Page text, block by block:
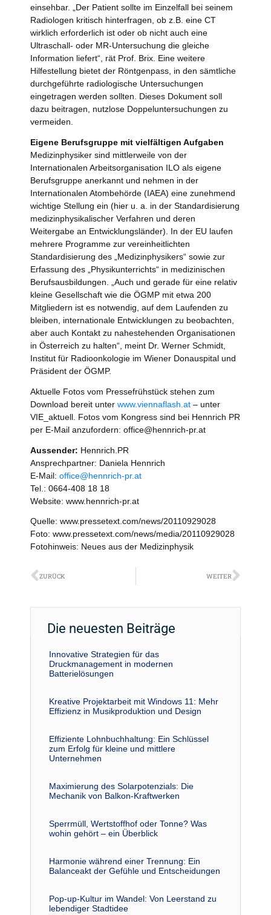
einsehbar. „Der Patient sollte im Einzelfall bei seinem
Radiologen kritisch hinterfragen, ob z.B. eine CT
wirklich erforderlich ist oder ob nicht auch eine
Ultraschall- oder MR-Untersuchung die gleiche
Information liefert“, rät Prof. Brix. Eine weitere
Hilfestellung bietet der Röntgenpass, in den sämtliche
durchgeführte radiologische Untersuchungen
eingetragen werden sollten. Dieses Dokument soll
dazu beitragen, nutzlose Doppeluntersuchungen zu
vermeiden.
Eigene Berufsgruppe mit vielfältigen Aufgaben
Medizinphysiker sind mittlerweile von der
Internationalen Arbeitsorganisation ILO als eigene
Berufsgruppe anerkannt und nehmen in der
Internationalen Atombehörde (IAEA) eine zunehmend
wichtige Stellung ein (hier u. a. in der Standardisierung
medizinphysikalischer Verfahren und deren
Weitergabe an Entwicklungsländer). In der EU laufen
mehrere Programme zur vereinheitlichten
Standardisierung des „Medizinphysikers“ sowie zur
Erfassung des „Physikunterrichts“ in medizinischen
Berufsausbildungen. „Auch und gerade für eine relativ
kleine Gesellschaft wie die ÖGMP mit etwa 200
Mitgliedern ist es notwendig, auf dem Laufenden zu
bleiben, internationale Entwicklungen zu beobachten,
aber auch Kontakt zu nahestehenden Organisationen
in Österreich zu halten“, meint Dr. Werner Schmidt,
Institut für Radioonkologie im Wiener Donauspital und
Präsident der ÖGMP.
Aktuelle Fotos vom Pressefrühstück stehen zum
Download bereit unter www.viennaflash.at – unter
VIE_aktuell. Fotos vom Kongress sind bei Hennrich PR
per E-Mail anzufordern: office@hennrich-pr.at
Aussender: Hennrich.PR
Ansprechpartner: Daniela Hennrich
E-Mail: office@hennrich-pr.at
Tel.: 0664-408 18 18
Website: www.hennrich-pr.at
Quelle: www.pressetext.com/news/20110929028
Foto: www.pressetext.com/news/media/20110929028
Fotohinweis: Neues aus der Medizinphysik
Zurück
ZURÜCK WEITER
Die neuesten Beiträge
Innovative Strategien für das
Druckmanagement in modernen
Batterielösungen
Kreative Projektarbeit mit Windows 11: Mehr
Effizienz in Musikproduktion und Design
Effiziente Lohnbuchhaltung: Ein Schlüssel
zum Erfolg für kleine und mittlere
Unternehmen
Maximierung des Solarpotenzials: Die
Mechanik von Balkon-Kraftwerken
Sperrmüll, Wertstoffhof oder Tonne? Was
wohin gehört – ein Überblick
Harmonie während einer Trennung: Ein
Balanceakt der Gefühle und Entscheidungen
Pop-up-Kultur im Wandel: Von Leerstand zu
lebendiger Stadtidee